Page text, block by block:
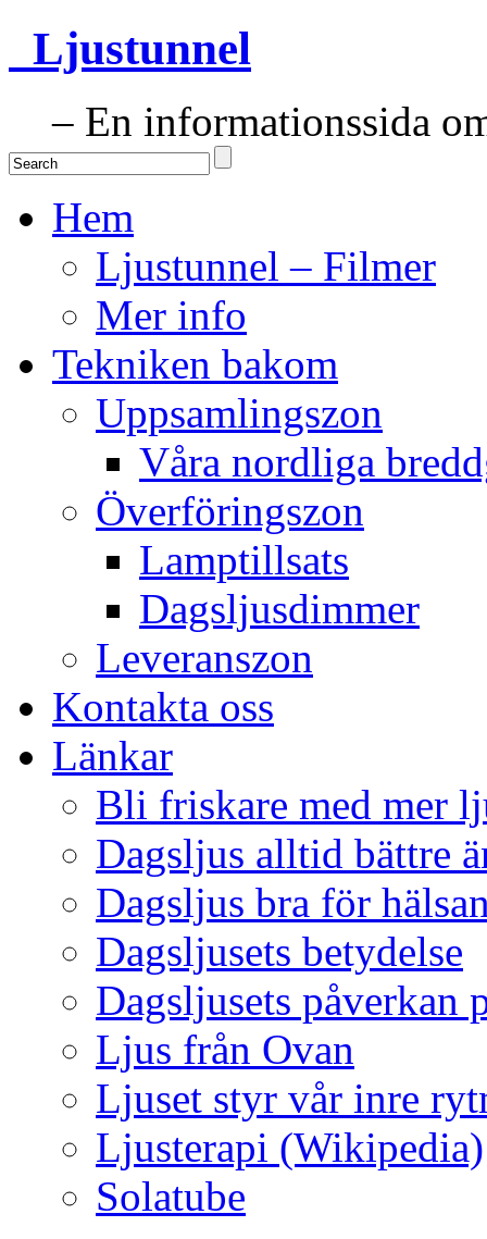
Ljustunnel
– En informationssida
Hem
Ljustunnel – Filmer
Mer info
Tekniken bakom
Uppsamlingszon
Våra nordliga
Överföringszon
Lamptillsats
Dagsljusdimmer
Leveranszon
Kontakta oss
Länkar
Bli friskare med mer
Dagsljus alltid bättre
Dagsljus bra för
Dagsljusets betydelse
Dagsljusets påverkan
Ljus från Ovan
Ljuset styr vår inre
Ljusterapi (Wikipedia)
Solatube